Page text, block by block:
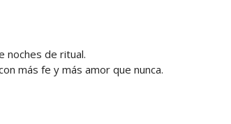
noches de ritual.
más fe y más amor que nunca.